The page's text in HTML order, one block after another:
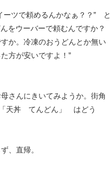
ーツで頼めるんかなぁ？？” と
をウーバーで頼むんですか？
か。冷凍のおうどんとか無い
方が安いですよ！”
さんにきいてみようか。街角
天丼 てんどん」 はどう
、直帰。